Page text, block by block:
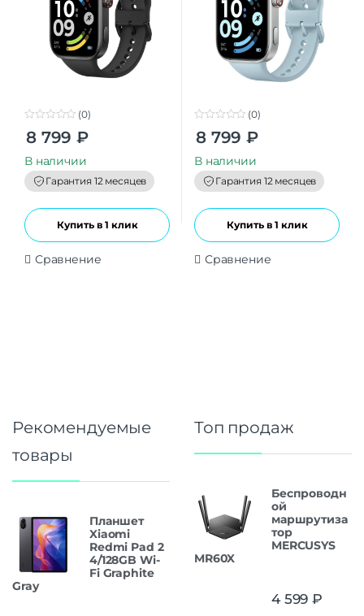
o
t
o
f
5
(0)
8 799 ₽
В наличии
Гарантия 12 месяцев
Купить в 1 клик
Сравнение
o
t
o
f
5
(0)
8 799 ₽
В наличии
Гарантия 12 месяцев
Купить в 1 клик
Сравнение
Рекомендуемые
товары
Планшет
Xiaomi
Redmi Pad 2
4/128GB Wi-
Fi Graphite
Gray
Топ продаж
Беспроводн
ой
маршрутиза
тор
MERCUSYS
MR60X
4 599 ₽